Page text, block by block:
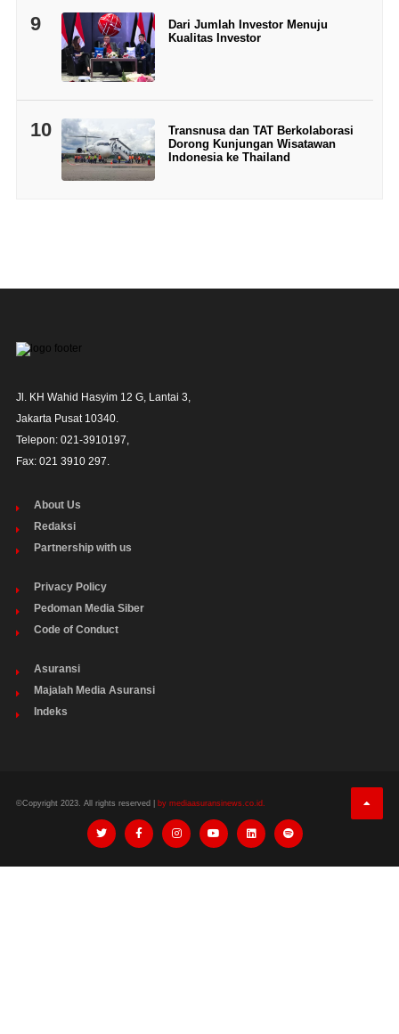
9
Dari Jumlah Investor Menuju
Kualitas Investor
10
Transnusa dan TAT Berkolaborasi
Dorong Kunjungan Wisatawan
Indonesia ke Thailand
Jl. KH Wahid Hasyim 12 G, Lantai 3,
Jakarta Pusat 10340.
Telepon: 021-3910197,
Fax: 021 3910 297.
About Us
Redaksi
Partnership with us
Privacy Policy
Pedoman Media Siber
Code of Conduct
Asuransi
Majalah Media Asuransi
Indeks
©Copyright 2023. All rights reserved | by mediaasuransinews.co.id.